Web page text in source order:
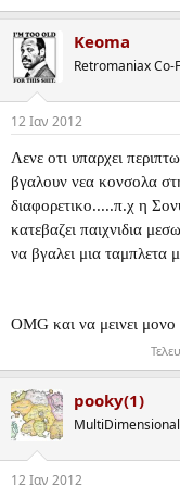
Keoma
Retromaniax Co-
12 Ιαν 2012
Λενε οτι υπαρχει
βγαλουν νεα κονσολα
διαφορετικο.....π.χ η
κατεβαζει παιχνιδια
να βγαλει μια ταμπλετα
ΟMG και να μεινει μονο
pooky(1)
12 Ιαν 2012